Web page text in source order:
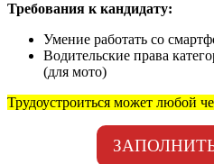
Требования к кандидату:
Умение работать со
Водительские права
(для мото)
Трудоустроиться может любой